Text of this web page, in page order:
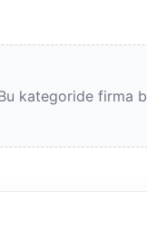
kategoride firma